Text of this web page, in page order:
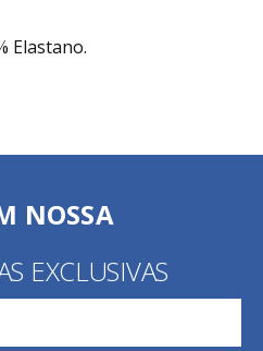
Elastano.
NOSSA
EXCLUSIVAS